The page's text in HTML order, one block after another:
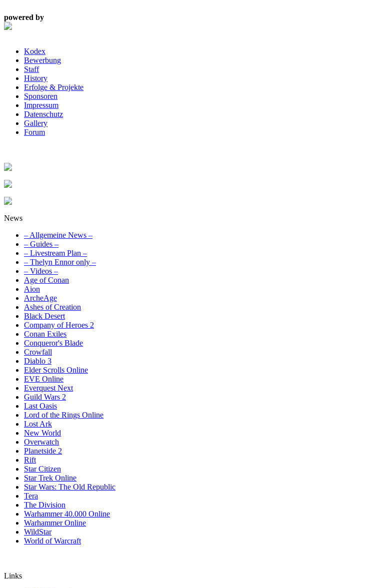
powered by
Kodex
Bewerbung
Staff
History
Erfolge & Projekte
Sponsoren
Impressum
Datenschutz
Gallery
Forum
News
– Allgemeine News –
– Guides –
– Livestream Plan –
– Thelyn Ennor only –
– Videos –
Age of Conan
Aion
ArcheAge
Ashes of Creation
Black Desert
Company of Heroes 2
Conan Exiles
Conqueror's Blade
Crowfall
Diablo 3
Elder Scrolls Online
EVE Online
Everquest Next
Guild Wars 2
Last Oasis
Lord of the Rings Online
Lost Ark
New World
Overwatch
Planetside 2
Rift
Star Citizen
Star Trek Online
Star Wars: The Old Republic
Tera
The Division
Warhammer 40.000 Online
Warhammer Online
WildStar
World of Warcraft
Links